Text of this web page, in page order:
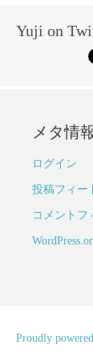
Yuji on
メタ情
ログイン
投稿フィー
コメントフ
Proudly